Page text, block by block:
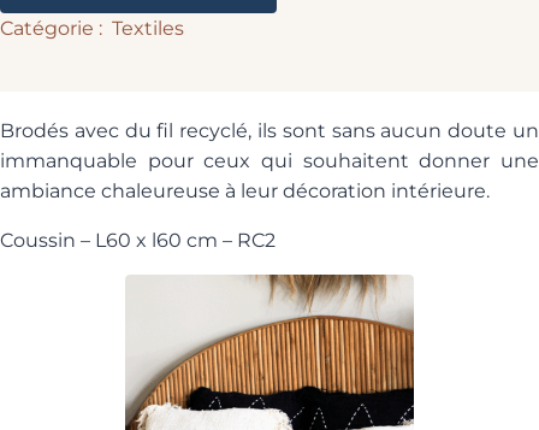
Textiles
Brodés avec du fil recyclé, ils sont sans aucun doute un
immanquable pour ceux qui souhaitent donner une
ambiance chaleureuse à leur décoration intérieure.
Coussin – L60 x l60 cm – RC2